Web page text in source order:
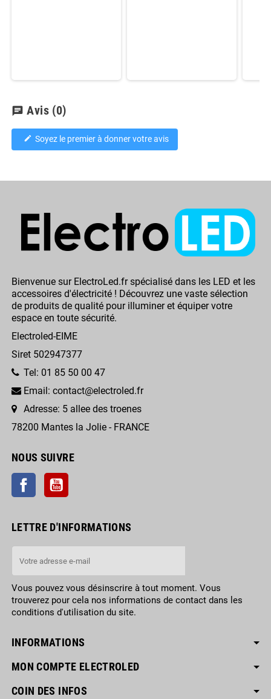
chat Avis (0)
edit Soyez le premier à donner votre avis
Bienvenue sur ElectroLed.fr spécialisé dans les LED et les
accessoires d'électricité ! Découvrez une vaste sélection
de produits de qualité pour illuminer et équiper votre
espace en toute sécurité.
Electroled-EIME
Siret 502947377
Tel: 01 85 50 00 47
Email: contact@electroled.fr
Adresse: 5 allee des troenes
78200 Mantes la Jolie - FRANCE
NOUS SUIVRE
FacebookYouTube
LETTRE D'INFORMATIONS
Vous pouvez vous désinscrire à tout moment. Vous
trouverez pour cela nos informations de contact dans les
conditions d'utilisation du site.
INFORMATIONS
MON COMPTE ELECTROLED
COIN DES INFOS